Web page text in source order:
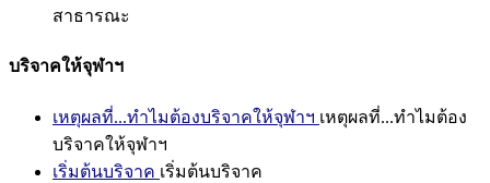
สาธารณะ
บริจาคให้จุฬาฯ
เหตุผลที่...ทำไมต้องบริจาคให้จุฬาฯ เหตุผลที่...ทำไมต้อง
บริจาคให้จุฬาฯ
เริ่มต้นบริจาค เริ่มต้นบริจาค